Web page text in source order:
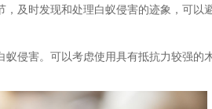
及时发现和处理白蚁侵害的迹象，可以
侵害。可以考虑使用具有抵抗力较强的